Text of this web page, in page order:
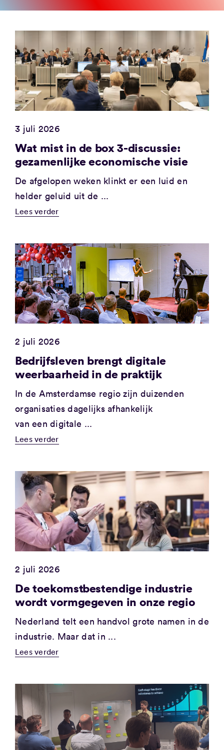
3 juli 2026
Wat mist in de box 3-discussie:
gezamenlijke economische visie
De afgelopen weken klinkt er een luid en
helder geluid uit de ...
Lees verder
2 juli 2026
Bedrijfsleven brengt digitale
weerbaarheid in de praktijk
In de Amsterdamse regio zijn duizenden
organisaties dagelijks afhankelijk
van een digitale ...
Lees verder
2 juli 2026
De toekomstbestendige industrie
wordt vormgegeven in onze regio
Nederland telt een handvol grote namen in de
industrie. Maar dat in ...
Lees verder